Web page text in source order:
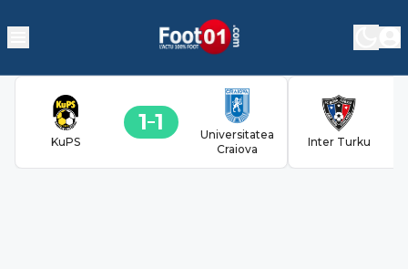
KuPS
1 1
Universitatea
Craiova
Inter Turku